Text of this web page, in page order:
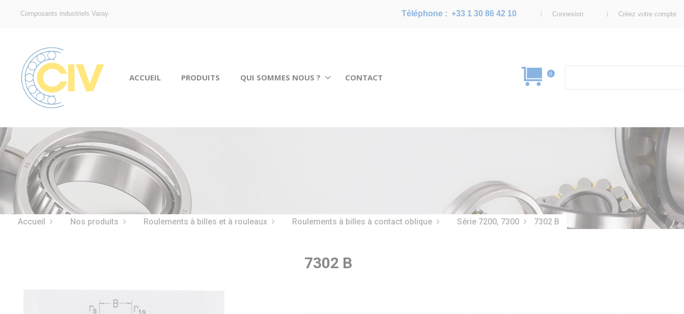
Composants industriels Varay Connexion Créez votre compte
Téléphone : +33 1 30 86 42 10
ACCUEIL PRODUITS QUI SOMMES NOUS ? CONTACT 0
Accueil Nos produits Roulements à billes et à rouleaux Roulements à billes à contact oblique Série 7200, 7300 7302 B
7302 B